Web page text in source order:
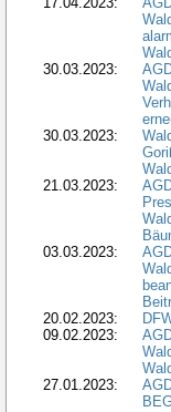
30.03.2023:
30.03.2023:
21.03.2023:
03.03.2023:
20.02.2023:
09.02.2023:
27.01.2023: